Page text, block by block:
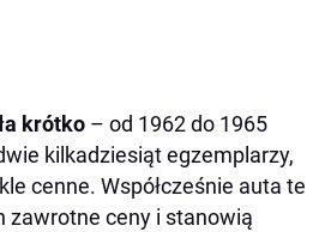
krótko – od 1962 do 1965
kilkadziesiąt egzemplarzy,
cenne. Współcześnie auta te
zawrotne ceny i stanowią